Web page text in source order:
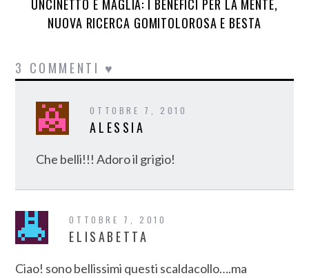
UNCINETTO E MAGLIA: I BENEFICI PER LA MENTE,
NUOVA RICERCA GOMITOLOROSA E BESTA
3 COMMENTI ♥
OTTOBRE 7, 2010
ALESSIA
Che belli!!! Adoro il grigio!
OTTOBRE 7, 2010
ELISABETTA
Ciao! sono bellissimi questi scaldacollo….ma